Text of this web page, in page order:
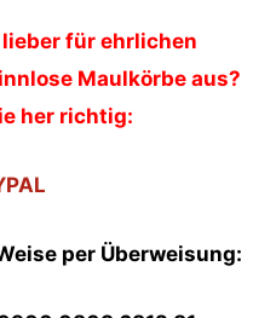
lieber für ehrlichen
Maulkörbe aus?
her richtig:
per Überweisung: